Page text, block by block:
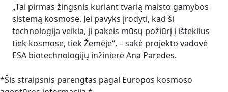
„Tai pirmas žingsnis kuriant tvarią maisto gamybos
sistemą kosmose. Jei pavyks įrodyti, kad ši
technologija veikia, ji pakeis mūsų požiūrį į išteklius
tiek kosmose, tiek Žemėje“, – sakė projekto vadovė
ESA biotechnologijų inžinierė Ana Paredes.
*Šis straipsnis parengtas pagal Europos kosmoso